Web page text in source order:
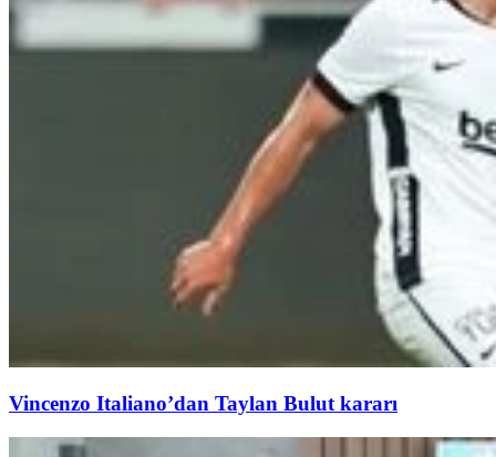
Vincenzo Italiano’dan Taylan Bulut kararı